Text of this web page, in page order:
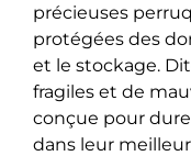
précieuses
protégées des
et le stockage.
fragiles et de
conçue pour
dans leur